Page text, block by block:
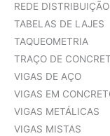
REDE
TABELAS DE LAJES
TAQUEOMETRIA
TRAÇO DE
VIGAS DE AÇO
VIGAS EM
VIGAS METÁLICAS
VIGAS MISTAS